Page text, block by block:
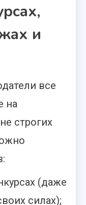
и
все
на
строгих
(даже
силах);